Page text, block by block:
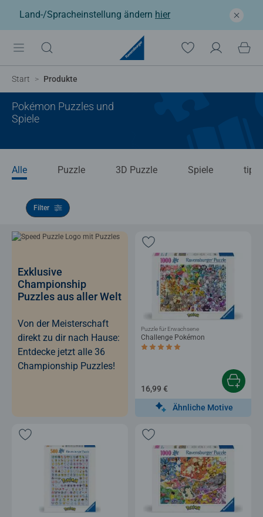
Land-/Spracheinstellung ändern hier
Start Produkte
Pokémon Puzzles und
Spiele
Alle Puzzle 3D Puzzle Spiele
Filter
Exklusive
Championship
Puzzles aus aller Welt
Von der Meisterschaft
direkt zu dir nach Hause:
Entdecke jetzt alle 36
Championship Puzzles!
Challenge Pokémon
Durchschnittliche Bewertung 5,0 von 5
Puzzle für Erwachsene
16,99 €
Ähnliche Motive